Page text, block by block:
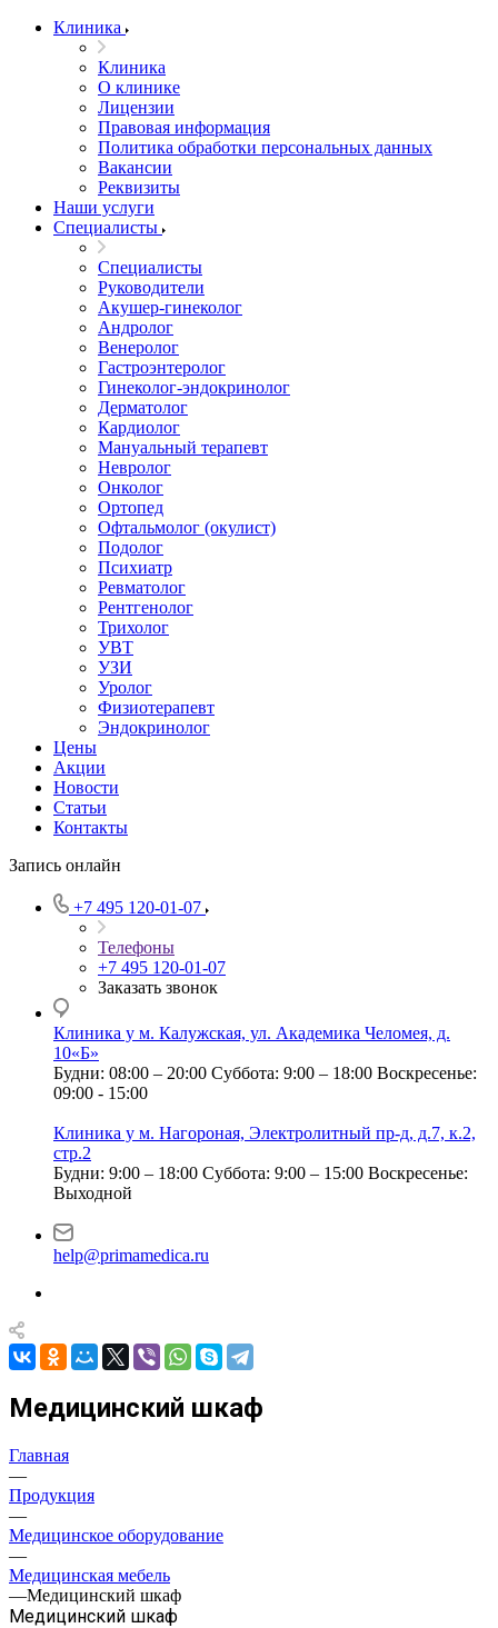
Клиника
Клиника
О клинике
Лицензии
Правовая информация
Политика обработки персональных данных
Вакансии
Реквизиты
Наши услуги
Специалисты
Специалисты
Руководители
Акушер-гинеколог
Андролог
Венеролог
Гастроэнтеролог
Гинеколог-эндокринолог
Дерматолог
Кардиолог
Мануальный терапевт
Невролог
Онколог
Ортопед
Офтальмолог (окулист)
Подолог
Психиатр
Ревматолог
Рентгенолог
Трихолог
УВТ
УЗИ
Уролог
Физиотерапевт
Эндокринолог
Цены
Акции
Новости
Статьи
Контакты
Запись онлайн
+7 495 120-01-07
Телефоны
+7 495 120-01-07
Заказать звонок
Клиника у м. Калужская, ул. Академика Челомея, д.
10«Б»
Будни: 08:00 – 20:00 Суббота: 9:00 – 18:00 Воскресенье:
09:00 - 15:00
Клиника у м. Нагороная, Электролитный пр-д, д.7, к.2,
стр.2
Будни: 9:00 – 18:00 Суббота: 9:00 – 15:00 Воскресенье:
Выходной
help@primamedica.ru
Медицинский шкаф
Главная
—
Продукция
—
Медицинское оборудование
—
Медицинская мебель
—Медицинский шкаф
Медицинский шкаф